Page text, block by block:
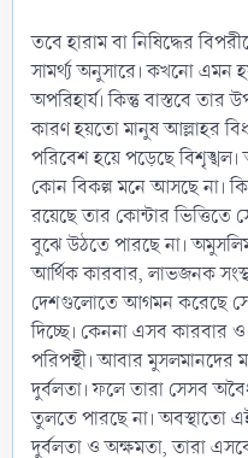
তবে হারাম বা নিষিদ্ধের
সামর্থ্য অনুসারে। কখনো এমন
অপরিহার্য। কিন্তু বাস্তবে তার
কারণ হয়তো মানুষ আল্লাহর
পরিবেশ হয়ে পড়েছে
কোন বিকল্প মনে আসছে না।
রয়েছে তার কোন্টার
বুঝে উঠতে পারছে না।
আর্থিক কারবার, লাভজনক
দেশগুলোতে আগমন করেছে
দিচ্ছে। কেননা এসব কারবার
পরিপন্থী। আবার মুসলমানদের
দুর্বলতা। ফলে তারা সেসব
তুলতে পারছে না। অবস্থাতো
দুর্বলতা ও অক্ষমতা, তারা